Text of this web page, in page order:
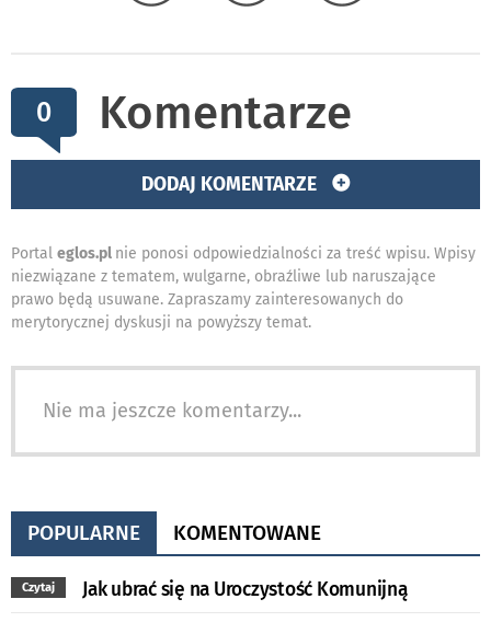
0 Komentarze
DODAJ KOMENTARZE
Portal eglos.pl nie ponosi odpowiedzialności za treść wpisu. Wpisy
niezwiązane z tematem, wulgarne, obraźliwe lub naruszające
prawo będą usuwane. Zapraszamy zainteresowanych do
merytorycznej dyskusji na powyższy temat.
Nie ma jeszcze komentarzy...
POPULARNE KOMENTOWANE
Czytaj Jak ubrać się na Uroczystość Komunijną